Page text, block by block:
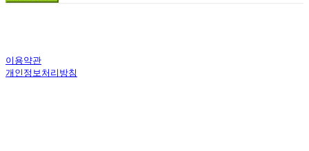
이용약관
개인정보처리방침